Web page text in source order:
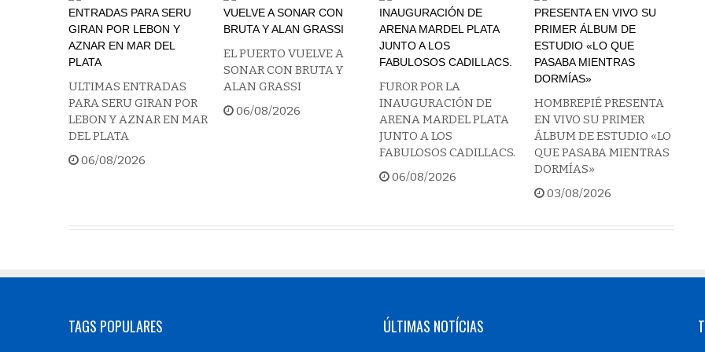
ULTIMAS ENTRADAS
PARA SERU GIRAN POR
LEBON Y AZNAR EN MAR
DEL PLATA
06/08/2026
EL PUERTO VUELVE A
SONAR CON BRUTA Y
ALAN GRASSI
06/08/2026
FUROR POR LA
INAUGURACIÓN DE
ARENA MARDEL PLATA
JUNTO A LOS
FABULOSOS CADILLACS.
06/08/2026
HOMBREPIÉ PRESENTA
EN VIVO SU PRIMER
ÁLBUM DE ESTUDIO «LO
QUE PASABA MIENTRAS
DORMÍAS»
03/08/2026
TAGS POPULARES ÚLTIMAS NOTÍCIAS